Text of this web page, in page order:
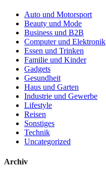
Auto und Motorsport
Beauty und Mode
Business und B2B
Computer und Elektronik
Essen und Trinken
Familie und Kinder
Gadgets
Gesundheit
Haus und Garten
Industrie und Gewerbe
Lifestyle
Reisen
Sonstiges
Technik
Uncategorized
Archiv